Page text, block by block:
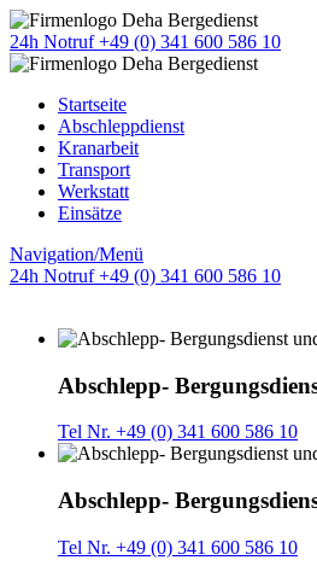
24h Notruf +49 (0) 341 600 586 10
Startseite
Abschleppdienst
Kranarbeit
Transport
Werkstatt
Einsätze
Navigation/Menü
24h Notruf +49 (0) 341 600 586 10
Abschlepp-
Tel Nr. +49 (0) 341 600 586 10
Abschlepp-
Tel Nr. +49 (0) 341 600 586 10